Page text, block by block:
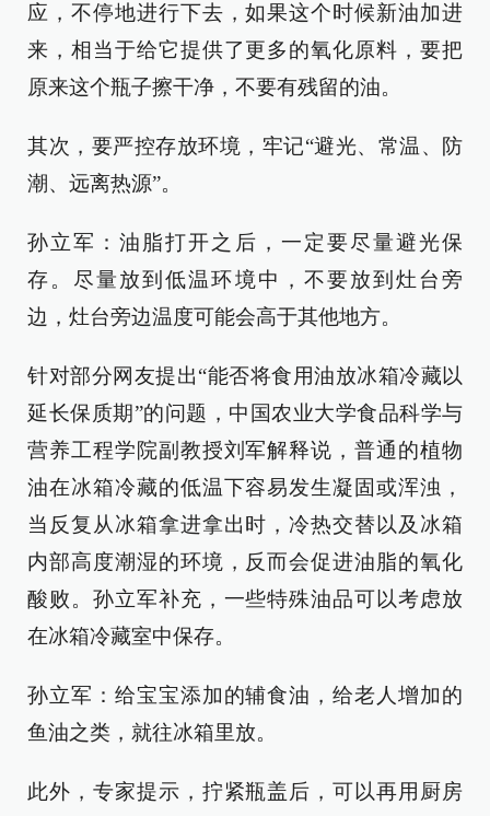
应，不停地进行下去，如果这个时候新油加进
来，相当于给它提供了更多的氧化原料，要把
原来这个瓶子擦干净，不要有残留的油。
其次，要严控存放环境，牢记“避光、常温、防
潮、远离热源”。
孙立军：油脂打开之后，一定要尽量避光保
存。尽量放到低温环境中，不要放到灶台旁
边，灶台旁边温度可能会高于其他地方。
针对部分网友提出“能否将食用油放冰箱冷藏以
延长保质期”的问题，中国农业大学食品科学与
营养工程学院副教授刘军解释说，普通的植物
油在冰箱冷藏的低温下容易发生凝固或浑浊，
当反复从冰箱拿进拿出时，冷热交替以及冰箱
内部高度潮湿的环境，反而会促进油脂的氧化
酸败。孙立军补充，一些特殊油品可以考虑放
在冰箱冷藏室中保存。
孙立军：给宝宝添加的辅食油，给老人增加的
鱼油之类，就往冰箱里放。
此外，专家提示，拧紧瓶盖后，可以再用厨房